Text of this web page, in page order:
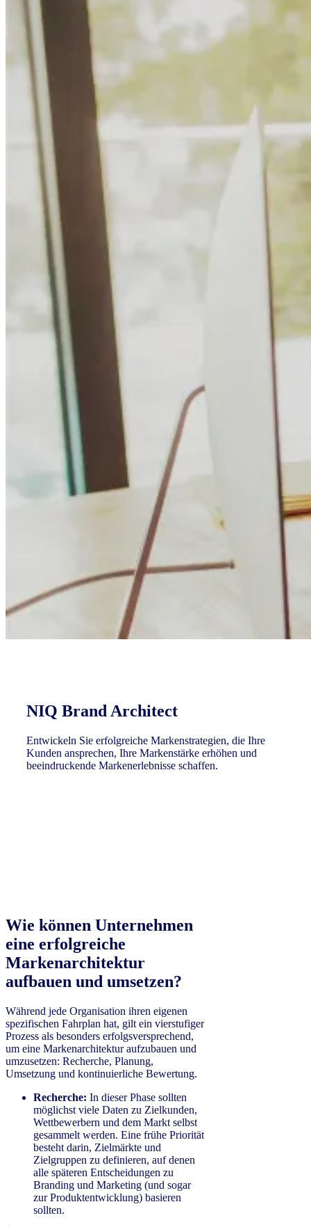
NIQ Brand Architect
Entwickeln Sie erfolgreiche Markenstrategien, die Ihre
Kunden ansprechen, Ihre Markenstärke erhöhen und
beeindruckende Markenerlebnisse schaffen.
Wie können Unternehmen
eine erfolgreiche
Markenarchitektur
aufbauen und umsetzen?
Während jede Organisation ihren eigenen
spezifischen Fahrplan hat, gilt ein vierstufiger
Prozess als besonders erfolgsversprechend,
um eine Markenarchitektur aufzubauen und
umzusetzen: Recherche, Planung,
Umsetzung und kontinuierliche Bewertung.
Recherche: In dieser Phase sollten
möglichst viele Daten zu Zielkunden,
Wettbewerbern und dem Markt selbst
gesammelt werden. Eine frühe Priorität
besteht darin, Zielmärkte und
Zielgruppen zu definieren, auf denen
alle späteren Entscheidungen zu
Branding und Marketing (und sogar
zur Produktentwicklung) basieren
sollten.